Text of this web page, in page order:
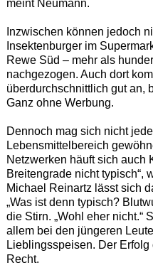
meint Neumann.
Inzwischen können jedoch
Insektenburger im
Rewe Süd – mehr als
nachgezogen. Auch dort
überdurchschnittlich gut an,
Ganz ohne Werbung.
Dennoch mag sich nicht
Lebensmittelbereich
Netzwerken häuft sich auch
Breitengrade nicht typisch“,
Michael Reinartz lässt sich
„Was ist denn typisch?
die Stirn. „Wohl eher nicht.“
allem bei den jüngeren
Lieblingsspeisen. Der
Recht.